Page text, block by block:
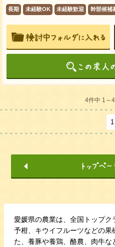
長期 未経験OK 未経験歓迎 幹部候補
4件中 1～
1
愛媛県の農業は、全国トップ
予柑、キウイフルーツなどの果
た、養豚や養鶏、酪農、肉牛